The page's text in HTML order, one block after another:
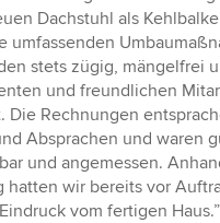
Dachstuhl als
umfassenden
stets zügig, mängelfrei
und freundlichen
Die Rechnungen
Absprachen und waren
und angemessen.
hatten wir bereits vor
vom fertigen Haus.”